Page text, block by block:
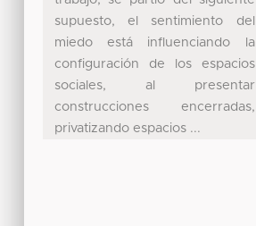
supuesto, el sentimiento del
miedo está influenciando la
configuración de los espacios
sociales, al presentar
construcciones encerradas,
privatizando espacios ...